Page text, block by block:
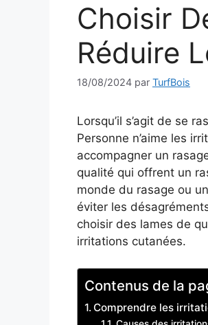
Choisir
Réduire
18/08/2024 par TurfBois
Lorsqu’il s’agit de se
Personne n’aime les
accompagner un
qualité qui offrent un
monde du rasage ou
éviter les
choisir des lames de
irritations cutanées.
Contenus de la
Comprendre les